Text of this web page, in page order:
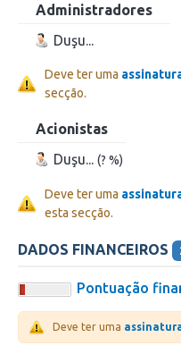
Administradores
Duşu...
Deve ter uma
secção.
Acionistas
Duşu... (? %)
Deve ter uma
esta secção.
DADOS FINANCEIROS
Pontuação
Deve ter uma